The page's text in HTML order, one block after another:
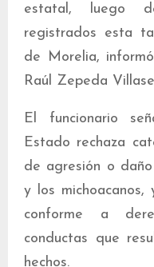
estatal, luego
registrados esta
de Morelia,
Raúl Zepeda
El funcionario
Estado rechaza
de agresión o
y los michoacanos,
conforme a
conductas que
hechos.